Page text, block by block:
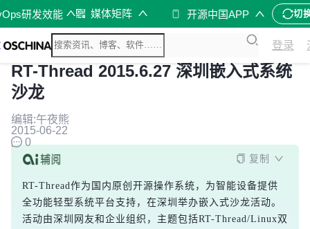
研发效能 媒体矩阵 开源中国APP 切
登录
RT-Thread 2015.6.27 深圳嵌入式系统
沙龙
编辑:午夜熊
2015-06-22
0
复制
RT-Thread作为国内原创开源操作系统，为智能设备提供
全功能轻型系统平台支持，在深圳举办嵌入式沙龙活动。
活动由深圳网友和企业组织，主题包括RT-Thread/Linux双